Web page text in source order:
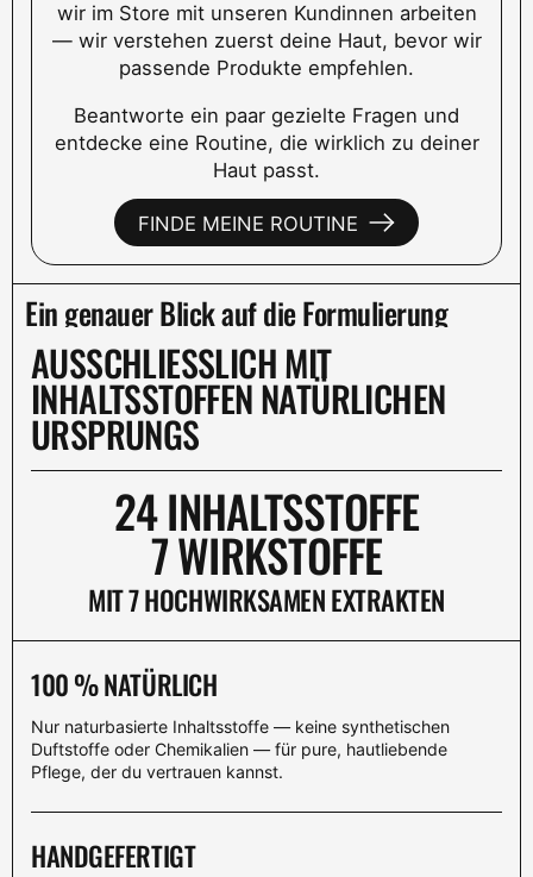
wir im Store mit unseren Kundinnen arbeiten
— wir verstehen zuerst deine Haut, bevor wir
passende Produkte empfehlen.
Beantworte ein paar gezielte Fragen und
entdecke eine Routine, die wirklich zu deiner
Haut passt.
FINDE MEINE ROUTINE
Ein genauer Blick auf die Formulierung
AUSSCHLIESSLICH MIT
INHALTSSTOFFEN NATÜRLICHEN
URSPRUNGS
24 INHALTSSTOFFE
7 WIRKSTOFFE
MIT 7 HOCHWIRKSAMEN EXTRAKTEN
100 % NATÜRLICH
Nur naturbasierte Inhaltsstoffe — keine synthetischen
Duftstoffe oder Chemikalien — für pure, hautliebende
Pflege, der du vertrauen kannst.
HANDGEFERTIGT